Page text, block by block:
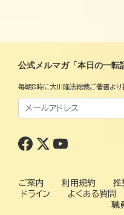
公式メルマガ「本日の一転
毎朝8時に大川隆法総裁ご著書より
ご案内 利用規約 推
ドライン
よくある質問
職